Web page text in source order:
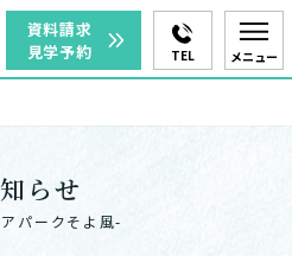
資料請求
見学予約
TEL メニュー
らせ
パークそよ風-